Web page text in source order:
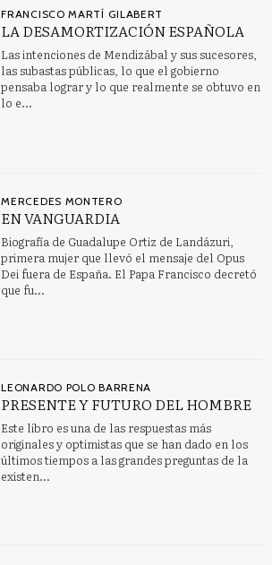
FRANCISCO MARTÍ GILABERT
LA DESAMORTIZACIÓN ESPAÑOLA
Las intenciones de Mendizábal y sus sucesores,
las subastas públicas, lo que el gobierno
pensaba lograr y lo que realmente se obtuvo en
lo e...
MERCEDES MONTERO
EN VANGUARDIA
Biografía de Guadalupe Ortiz de Landázuri,
primera mujer que llevó el mensaje del Opus
Dei fuera de España. El Papa Francisco decretó
que fu...
LEONARDO POLO BARRENA
PRESENTE Y FUTURO DEL HOMBRE
Este libro es una de las respuestas más
originales y optimistas que se han dado en los
últimos tiempos a las grandes preguntas de la
existen...